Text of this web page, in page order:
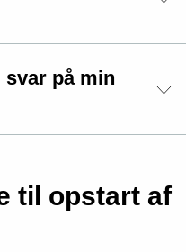
svar på min
til opstart af